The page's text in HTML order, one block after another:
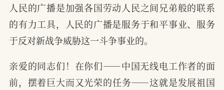
人民的广播是加强各国劳动人民之间兄弟般的联系
的有力工具，人民的广播是服务于和平事业、服务
于反对新战争威胁这一斗争事业的。
亲爱的同志们！在你们——中国无线电工作者的面
前，摆着巨大而又光荣的任务——这就是发展祖国